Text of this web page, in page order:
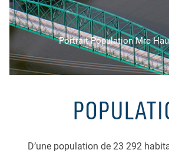
Portrait Population Mrc
D’une population de 23 292